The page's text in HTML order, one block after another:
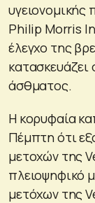
υγειονομικής
Philip Morris
έλεγχο της
άσθματος.
Η κορυφαία
Πέμπτη ότι
μετοχών της
πλειοψηφικό
μετόχων της